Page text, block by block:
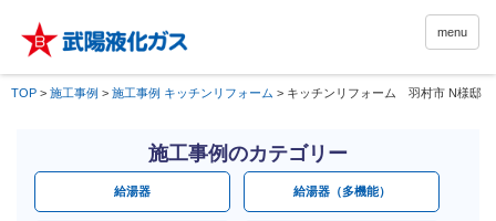
menu
TOP > 施工事例 > 施工事例 キッチンリフォーム > キッチンリフォーム 羽村市 N様邸
施工事例のカテゴリー
給湯器 給湯器（多機能）